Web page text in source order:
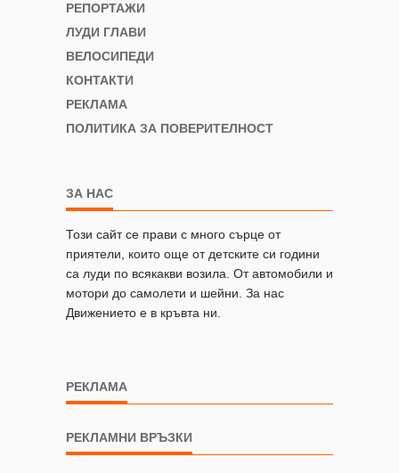
РЕПОРТАЖИ
ЛУДИ ГЛАВИ
ВЕЛОСИПЕДИ
КОНТАКТИ
РЕКЛАМА
ПОЛИТИКА ЗА ПОВЕРИТЕЛНОСТ
ЗА НАС
Този сайт се прави с много сърце от
приятели, които още от детските си години
са луди по всякакви возила. От автомобили и
мотори до самолети и шейни. За нас
Движението е в кръвта ни.
РЕКЛАМА
РЕКЛАМНИ ВРЪЗКИ